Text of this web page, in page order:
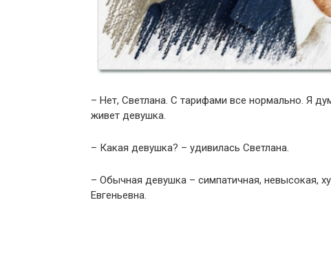
– Нет, Светлана. С тарифами все нормально. Я
живет девушка.
– Какая девушка? – удивилась Светлана.
– Обычная девушка – симпатичная, невысокая,
Евгеньевна.